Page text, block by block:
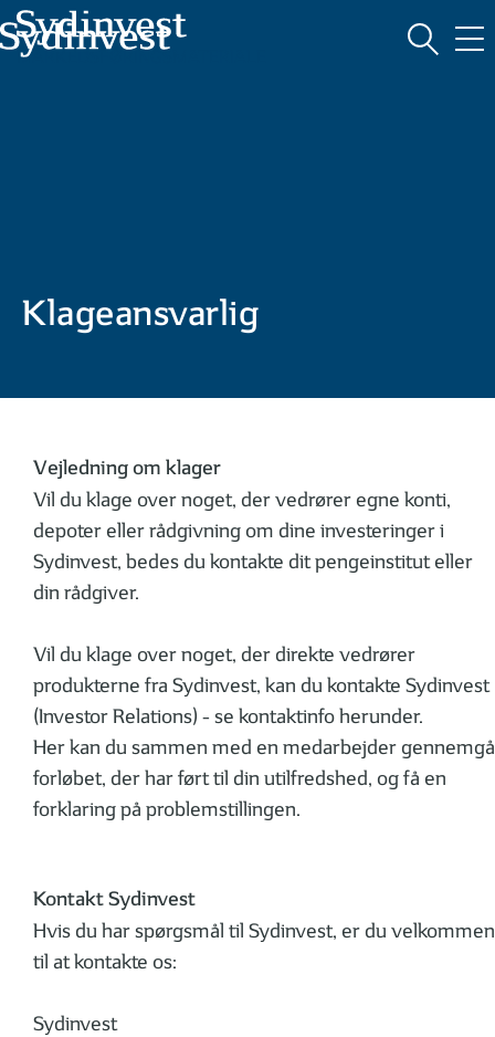
MARKEDSFØRINGSMATERIALE
Klageansvarlig
Vejledning om klager
Vil du klage over noget, der vedrører egne konti,
depoter eller rådgivning om dine investeringer i
Sydinvest, bedes du kontakte dit pengeinstitut eller
din rådgiver.
Vil du klage over noget, der direkte vedrører
produkterne fra Sydinvest, kan du kontakte Sydinvest
(Investor Relations) - se kontaktinfo herunder.
Her kan du sammen med en medarbejder gennemgå
forløbet, der har ført til din utilfredshed, og få en
forklaring på problemstillingen.
Kontakt Sydinvest
Hvis du har spørgsmål til Sydinvest, er du velkommen
til at kontakte os:
Sydinvest